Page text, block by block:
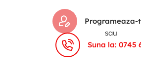
Programeaza-
sau
Suna la: 0745